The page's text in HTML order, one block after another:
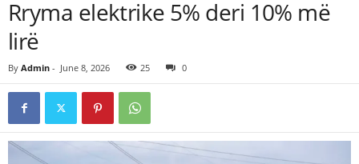
Rryma elektrike 5% deri 10% më
lirë
By Admin - June 8, 2026 25 0